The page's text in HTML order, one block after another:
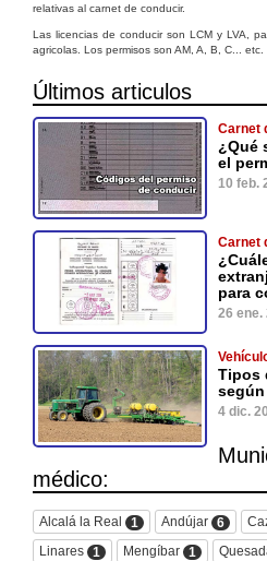
relativas al carnet de conducir.
Las licencias de conducir son LCM y LVA,
agricolas. Los permisos son AM, A, B, C... etc.
Últimos articulos
Carnet
¿Qué
el
10 feb.
Carnet
para
26 ene.
Tipos
según
4 dic.
médico:
Alcalá la Real 1 Andújar 6
Linares 1 Mengíbar 1